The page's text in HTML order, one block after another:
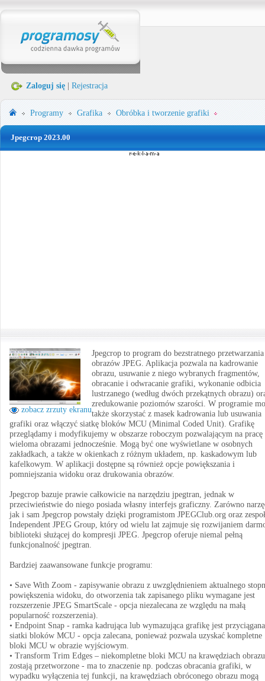
Zaloguj się Rejestracja
Programy Grafika Obróbka i tworzenie grafiki
Jpegcrop 2023.00
zobacz zrzuty ekranu
Jpegcrop to program do bezstratnego przetwarzania
obrazów JPEG. Aplikacja pozwala na kadrowanie
obrazu, usuwanie z niego wybranych fragmentów,
obracanie i odwracanie grafiki, wykonanie odbicia
lustrzanego (według dwóch przekątnych obrazu)
zredukowanie poziomów szarości. W programie
także skorzystać z masek kadrowania lub usuwania
grafiki oraz włączyć siatkę bloków MCU (Minimal Coded Unit). Grafikę
przeglądamy i modyfikujemy w obszarze roboczym pozwalającym na pracę
wieloma obrazami jednocześnie. Mogą być one wyświetlane w osobnych
zakładkach, a także w okienkach z różnym układem, np. kaskadowym lub
kafelkowym. W aplikacji dostępne są również opcje powiększania i
pomniejszania widoku oraz drukowania obrazów.
Jpegcrop bazuje prawie całkowicie na narzędziu jpegtran, jednak w
przeciwieństwie do niego posiada własny interfejs graficzny. Zarówno
jak i sam Jpegcrop powstały dzięki programistom JPEGClub.org oraz
Independent JPEG Group, który od wielu lat zajmuje się rozwijaniem
biblioteki służącej do kompresji JPEG. Jpegcrop oferuje niemal pełną
funkcjonalność jpegtran.
Bardziej zaawansowane funkcje programu:
• Save With Zoom - zapisywanie obrazu z uwzględnieniem aktualnego
powiększenia widoku, do otworzenia tak zapisanego pliku wymagane jest
rozszerzenie JPEG SmartScale - opcja niezalecana ze względu na małą
popularność rozszerzenia).
• Endpoint Snap - ramka kadrująca lub wymazująca grafikę jest
siatki bloków MCU - opcja zalecana, ponieważ pozwala uzyskać kompletne
bloki MCU w obrazie wyjściowym.
• Transform Trim Edges – niekompletne bloki MCU na krawędziach
zostają przetworzone - ma to znaczenie np. podczas obracania grafiki, w
wypadku wyłączenia tej funkcji, na krawędziach obróconego obrazu mogą